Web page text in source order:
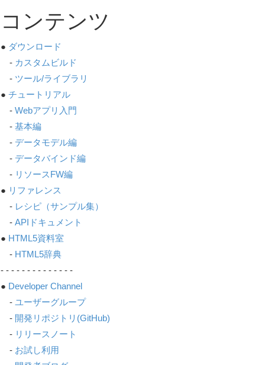
コンテンツ
● ダウンロード
- カスタムビルド
- ツール/ライブラリ
● チュートリアル
- Webアプリ入門
- 基本編
- データモデル編
- データバインド編
- リソースFW編
● リファレンス
- レシピ（サンプル集）
- APIドキュメント
● HTML5資料室
- HTML5辞典
- - - - - - - - - - - - - -
● Developer Channel
- ユーザーグループ
- 開発リポジトリ(GitHub)
- リリースノート
- お試し利用